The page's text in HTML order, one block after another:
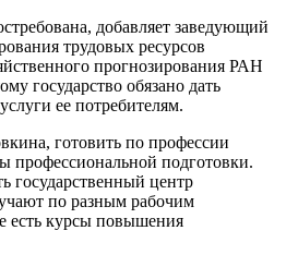
добавляет заведующий
трудовых ресурсов
прогнозирования РАН
государство обязано дать
ее потребителям.
готовить по профессии
профессиональной подготовки.
государственный центр
по разным рабочим
есть курсы повышения